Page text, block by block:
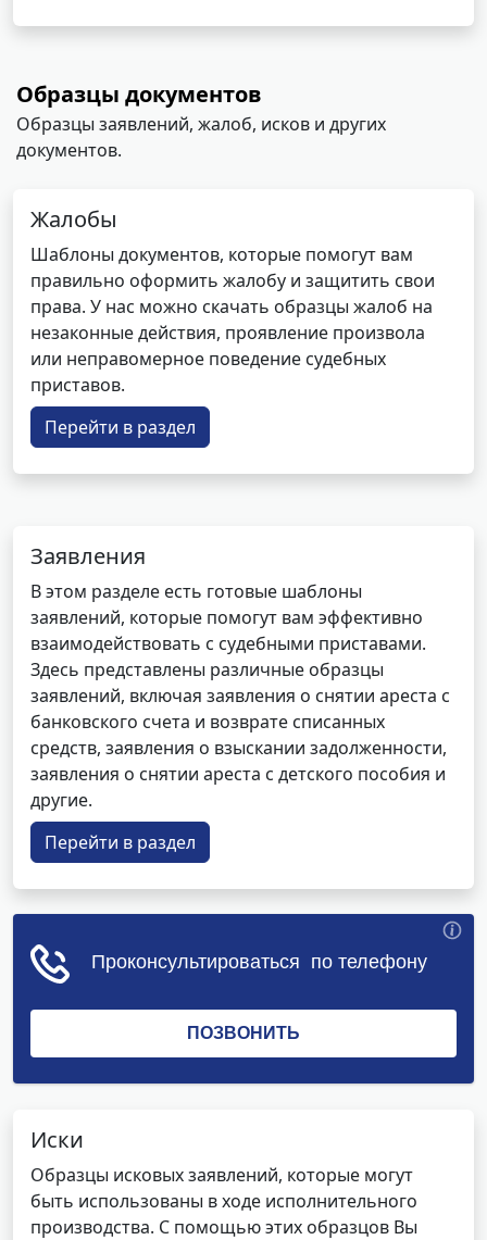
Образцы документов
Образцы заявлений, жалоб, исков и других
документов.
Жалобы
Шаблоны документов, которые помогут вам
правильно оформить жалобу и защитить свои
права. У нас можно скачать образцы жалоб на
незаконные действия, проявление произвола
или неправомерное поведение судебных
приставов.
Перейти в раздел
Заявления
В этом разделе есть готовые шаблоны
заявлений, которые помогут вам эффективно
взаимодействовать с судебными приставами.
Здесь представлены различные образцы
заявлений, включая заявления о снятии ареста с
банковского счета и возврате списанных
средств, заявления о взыскании задолженности,
заявления о снятии ареста с детского пособия и
другие.
Перейти в раздел
Иски
Образцы исковых заявлений, которые могут
быть использованы в ходе исполнительного
производства. С помощью этих образцов Вы